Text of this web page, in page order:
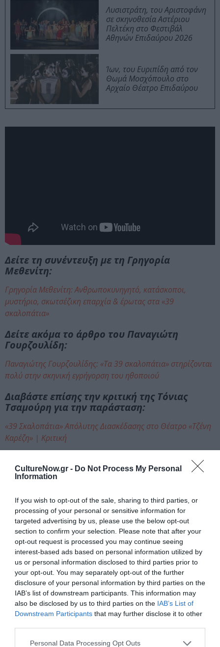
CultureNow.gr - Do Not Process My Personal
Information
If you wish to opt-out of the sale, sharing to third parties, or
processing of your personal or sensitive information for
targeted advertising by us, please use the below opt-out
section to confirm your selection. Please note that after your
opt-out request is processed you may continue seeing
interest-based ads based on personal information utilized by
us or personal information disclosed to third parties prior to
your opt-out. You may separately opt-out of the further
disclosure of your personal information by third parties on the
IAB’s list of downstream participants. This information may
also be disclosed by us to third parties on the IAB’s List of
Downstream Participants that may further disclose it to other
Personal Data Processing Opt Outs
Λυσιστράτη, του Αριστοφάνη
σε σκηνοθεσία Αστέριου
Πελτέκη στο Φεστιβάλ
Αθηνών Επιδαύρου 2026
Ίων, του Ευριπίδη από τον
Θωμά Μοσχόπουλο στο
Αρχαίο Θέατρο Επιδαύρου
Δείτε τη συνέντευξη με τη Γρηγορία
Μεθενίτη:
Γρηγορία Μεθενίτη: Ανθρωποκυνηγητό, κατάσκοποι,
μυστήριο, σκωτσέζικη επαρχία & έρωτας στα «39
σκαλοπάτια»
Δείτε ακόμα το άρθρο του Παναγιώτη
Γουρζουλίδη:
Παναγιώτης Γουρζουλίδης: «Τα 39 σκαλοπάτια» στηρίζονται
πολύ στην σκηνική εγρήγορση του ηθοποιού
Διαβάστε επίσης την κριτική της Τόνιας
Τσαμούρη για την παράσταση:
«39 Σκαλοπάτια» Απόλυτης Διασκέδασης στο Θέατρο «Τζένη
Καρέζη» | Κριτική
Ταυτότητα Εκδήλωσης
Από:
10/02/2025
04/03/2025
Δευτέρα & Τρίτη, 21:00 | Και Τρίτη 4/03 στις 18.00 &
21.00
Τοποθεσία:
Θέατρο Αριστοτέλειον, Εθ. Αμύνης 2, Θεσσαλονίκη
Θέατρο Αριστοτέλειον